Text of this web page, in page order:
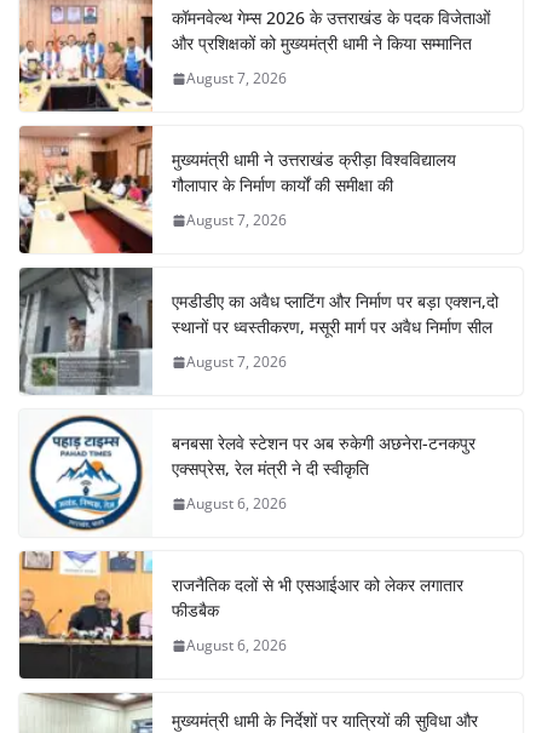
कॉमनवेल्थ गेम्स 2026 के उत्तराखंड के पदक विजेताओं
और प्रशिक्षकों को मुख्यमंत्री धामी ने किया सम्मानित
August 7, 2026
मुख्यमंत्री धामी ने उत्तराखंड क्रीड़ा विश्वविद्यालय
गौलापार के निर्माण कार्यों की समीक्षा की
August 7, 2026
एमडीडीए का अवैध प्लाटिंग और निर्माण पर बड़ा एक्शन,दो
स्थानों पर ध्वस्तीकरण, मसूरी मार्ग पर अवैध निर्माण सील
August 7, 2026
बनबसा रेलवे स्टेशन पर अब रुकेगी अछनेरा-टनकपुर
एक्सप्रेस, रेल मंत्री ने दी स्वीकृति
August 6, 2026
राजनैतिक दलों से भी एसआईआर को लेकर लगातार
फीडबैक
August 6, 2026
मुख्यमंत्री धामी के निर्देशों पर यात्रियों की सुविधा और